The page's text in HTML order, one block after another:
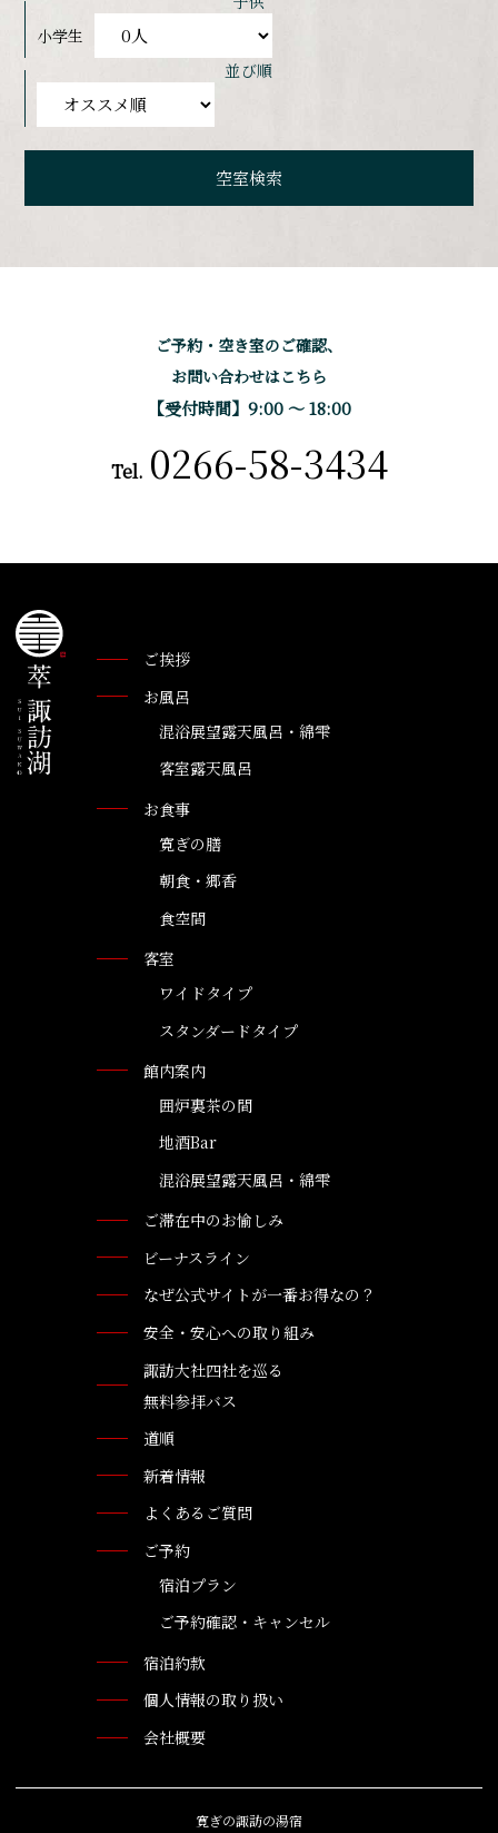
小学生
並び順
ご予約・空き室のご確認、
お問い合わせはこちら
【受付時間】9:00 〜 18:00
Tel. 0266-58-3434
ご挨拶
お風呂
混浴展望露天風呂・綿雫
客室露天風呂
お食事
寛ぎの膳
朝食・郷香
食空間
客室
ワイドタイプ
スタンダードタイプ
館内案内
囲炉裏茶の間
地酒Bar
混浴展望露天風呂・綿雫
ご滞在中のお愉しみ
ビーナスライン
なぜ公式サイトが一番お得なの？
安全・安心への取り組み
諏訪大社四社を巡る
無料参拝バス
道順
新着情報
よくあるご質問
ご予約
宿泊プラン
ご予約確認・キャンセル
宿泊約款
個人情報の取り扱い
会社概要
寛ぎの諏訪の湯宿